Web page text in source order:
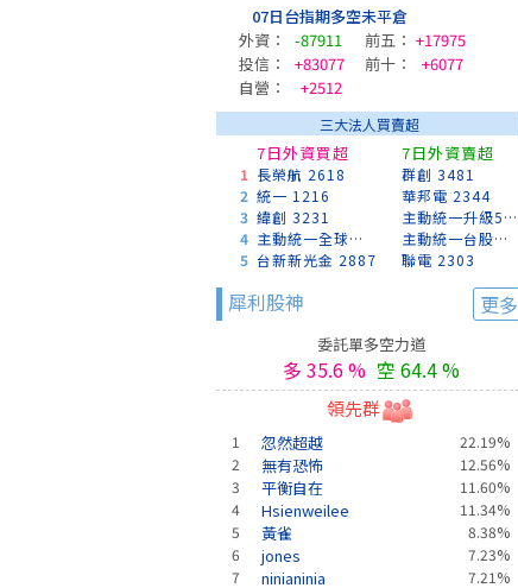
07日台指期多空未平倉
外資：
-87911 前五： +17975
投信：
+83077 前十：
+6077
自營：
+2512
三大法人買賣超
1
2
3
4
5
7日外資買超
長榮航 2618
統一 1216
緯創 3231
主動統一全球創新 00988A
台新新光金 2887
7日外資賣超
群創 3481
華邦電 2344
主動統一升級50 00403A
主動統一台股增長 00981A
聯電 2303
犀利股神 更多
委託單多空力道
多 35.6 % 空 64.4 %
領先群
1 忽然超越
22.19%
2
無有恐怖
12.56%
3
平衡自在
11.60%
4
Hsienweilee
11.34%
5
黃雀
8.38%
6
jones
7.23%
7
ninianinia
7.21%